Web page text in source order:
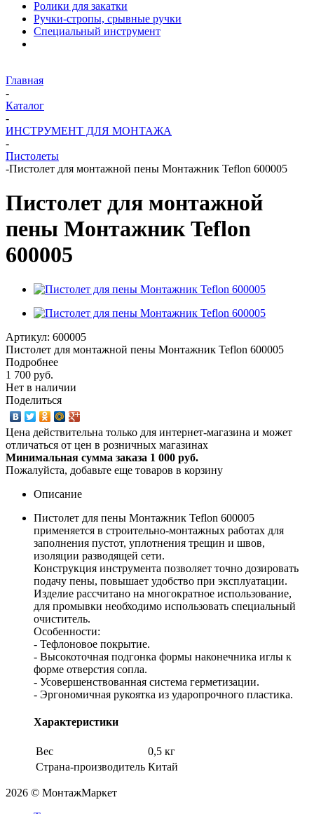
Ролики для закатки
Ручки-стропы, срывные ручки
Специальный инструмент
Главная
-
Каталог
-
ИНСТРУМЕНТ ДЛЯ МОНТАЖА
-
Пистолеты
-Пистолет для монтажной пены Монтажник Teflon 600005
Пистолет для монтажной
пены Монтажник Teflon
600005
Артикул: 600005
Пистолет для монтажной пены Монтажник Teflon 600005
Подробнее
1 700 руб.
Нет в наличии
Поделиться
Цена действительна только для интернет-магазина и может
отличаться от цен в розничных магазинах
Минимальная сумма заказа 1 000 руб.
Пожалуйста, добавьте еще товаров в корзину
Описание
Пистолет для пены Монтажник Teflon 600005
применяется в строительно-монтажных работах для
заполнения пустот, уплотнения трещин и швов,
изоляции разводящей сети.
Конструкция инструмента позволяет точно дозировать
подачу пены, повышает удобство при эксплуатации.
Изделие рассчитано на многократное использование,
для промывки необходимо использовать специальный
очиститель.
Особенности:
- Тефлоновое покрытие.
- Высокоточная подгонка формы наконечника иглы к
форме отверстия сопла.
- Усовершенствованная система герметизации.
- Эргономичная рукоятка из ударопрочного пластика.
Характеристики
Вес
0,5 кг
Страна-производитель Китай
2026 © МонтажМаркет